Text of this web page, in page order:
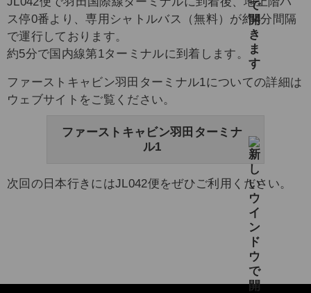
ス停0番より、専用シャトルバス（無料）が約4分間隔
で運行しております。
約5分で国内線第1ターミナルに到着します。
ファーストキャビン羽田ターミナル1についての詳細は
ウェブサイトをご覧ください。
ファーストキャビン羽田ターミナ
ル1
次回の日本行きにはJL042便をぜひご利用ください。